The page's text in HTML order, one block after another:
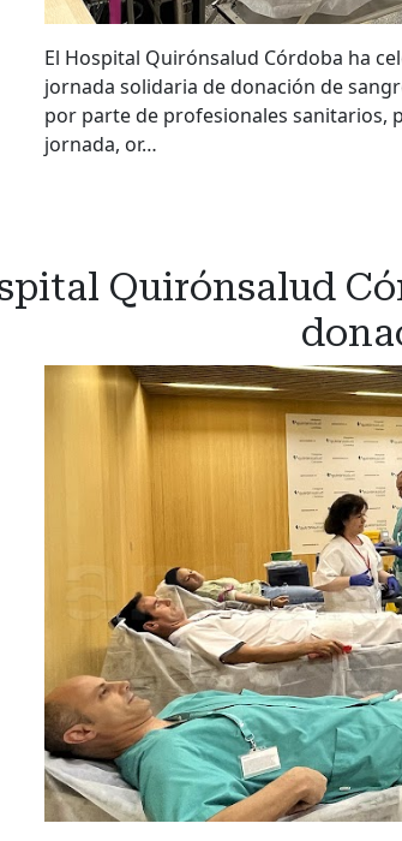
El Hospital Quirónsalud Córdoba ha
jornada solidaria de donación de
por parte de profesionales sanitarios,
jornada, or…
Quirónsalud